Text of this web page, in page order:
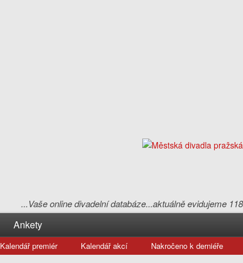
...Vaše online divadelní databáze...aktuálně evidujeme
Ankety
Kalendář premiér Kalendář akcí Nakročeno k derniéře